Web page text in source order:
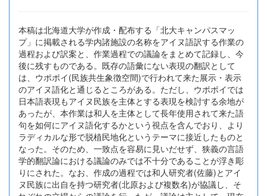
本稿は北海道大学が作成・配布する「北大キャンパスマッ
プ」に掲載される学内諸施設の名称をアイヌ語訳する作業の
過程および訳案と、作業過程での議論をまとめて記録し、今
後に残すものである。既存の語彙にない表現の翻訳として
は、ウポポイ(民族共生象徴空間)で行われて来た展示・表示
のアイヌ語化と通じるところがある。ただし、ウポポイでは
日本語表現もアイヌ民族を主体とする表現を検討する余地が
あったが、本作業は和人を主体として長年使用されて来た語
句を如何にアイヌ語化するかという視点を含んでおり、より
ラディカルな形で脱植民地化というテーマに接近したものと
なった。そのため、一致点を容易に見いだせず、狭義の言語
学的翻訳論における議論のみでは不十分であることが浮き彫
りにされた。なお、作成の過程では和人研究者(佐藤)とアイ
ヌ民族に出自を持つ研究者(北原および複数名)が協議し、そ